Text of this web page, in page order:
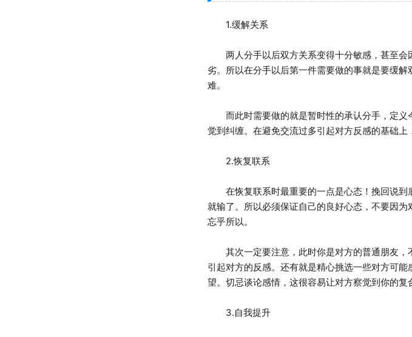
1.缓解关系
两人分手以后双方关系变得十分敏感，甚至会
劣。所以在分手以后第一件需要做的事就是要缓
难。
而此时需要做的就是暂时性的承认分手，定义
觉到纠缠。在避免交流过多引起对方反感的基础上
2.恢复联系
在恢复联系时最重要的一点是心态！挽回说到
就输了。所以必须保证自己的良好心态，不要因
忘乎所以。
其次一定要注意，此时你是对方的普通朋友，
引起对方的反感。还有就是精心挑选一些对方可
望。切忌谈论感情，这很容易让对方察觉到你的复
3.自我提升